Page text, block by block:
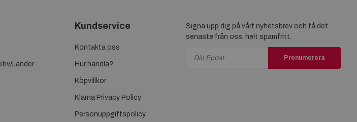
Länder
Kundservice
Kontakta oss
Hur handla?
Köpvillkor
Klarna Privacy Policy
Personuppgiftspolicy
Signa upp dig på vårt nyhetsbrev och få det
senaste från oss, helt spamfritt.
Prenumerera